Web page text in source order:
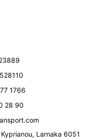
1766
28 90
, Larnaka 6051